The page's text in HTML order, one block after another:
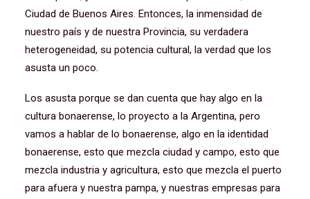
Ciudad de Buenos Aires. Entonces, la inmensidad de
nuestro país y de nuestra Provincia, su verdadera
heterogeneidad, su potencia cultural, la verdad que los
asusta un poco.
Los asusta porque se dan cuenta que hay algo en la
cultura bonaerense, lo proyecto a la Argentina, pero
vamos a hablar de lo bonaerense, algo en la identidad
bonaerense, esto que mezcla ciudad y campo, esto que
mezcla industria y agricultura, esto que mezcla el puerto
para afuera y nuestra pampa, y nuestras empresas para